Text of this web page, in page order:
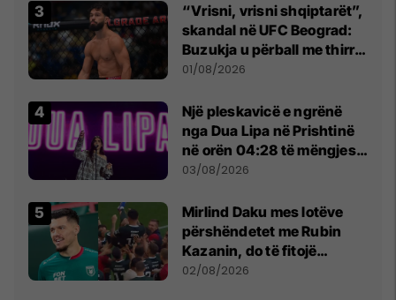
“Vrisni, vrisni shqiptarët”,
skandal në UFC Beograd:
Buzukja u përball me thirrje
anti-shqiptare nga
01/08/2026
Një pleskavicë e ngrënë
nga Dua Lipa në Prishtinë
në orën 04:28 të mëngjesit
- dhe bota digjitale serbe
03/08/2026
Mirlind Daku mes lotëve
përshëndetet me Rubin
Kazanin, do të fitojë
miliona te Spartak Moska
02/08/2026